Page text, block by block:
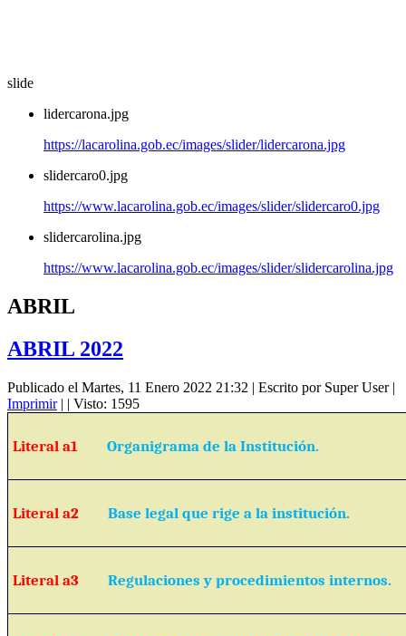
slide
lidercarona.jpg
https://lacarolina.gob.ec/images/slider/lidercarona.jpg
slidercaro0.jpg
https://www.lacarolina.gob.ec/images/slider/slidercaro0.jpg
slidercarolina.jpg
https://www.lacarolina.gob.ec/images/slider/slidercarolina.jpg
ABRIL
ABRIL 2022
Publicado el Martes, 11 Enero 2022 21:32 | Escrito por Super User|
Imprimir| | Visto: 1595
Literal a1 Organigrama de la Institución.
Literal a2 Base legal que rige a la institución.
Literal a3 Regulaciones y procedimientos internos.